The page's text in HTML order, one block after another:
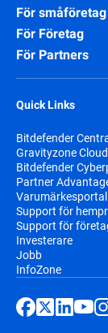
För småföretag
För Företag
För Partners
Quick Links
Bitdefender
Gravityzone
Bitdefender
Partner
Varumärkesportal
Support för
Support för
Investerare
Jobb
InfoZone